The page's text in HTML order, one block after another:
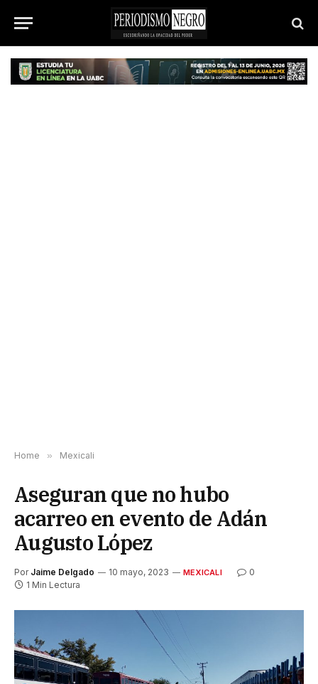
Home » Mexicali
Aseguran que no hubo
acarreo en evento de Adán
Augusto López
Por Jaime Delgado 10 mayo, 2023 MEXICALI
0
1 Min Lectura